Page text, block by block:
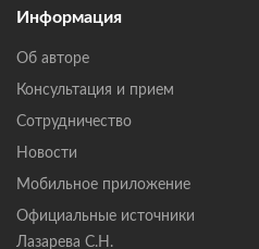
Информация
Об авторе
Консультация и прием
Сотрудничество
Новости
Мобильное приложение
Официальные источники
Лазарева С.Н.